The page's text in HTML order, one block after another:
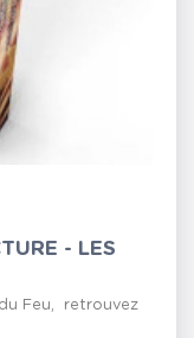
- LES
Feu, retrouvez